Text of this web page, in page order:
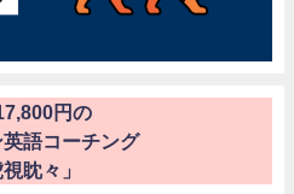
円の
語コーチング
視眈々」